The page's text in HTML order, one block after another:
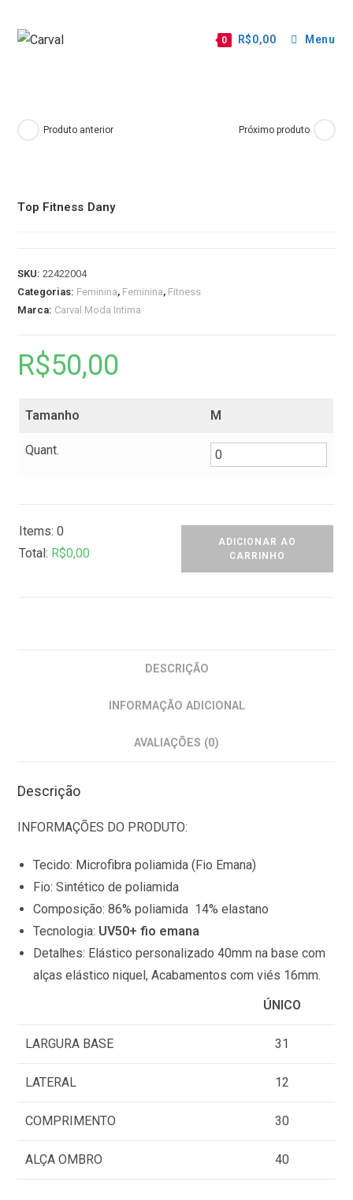
0 R$0,00 Menu
Produto anterior Próximo produto
Top Fitness Dany
SKU:22422004
Categorias: Feminina, Feminina, Fitness
Marca: Carval Moda Intima
R$50,00
Tamanho M
Quant.
Items:0
Total: R$0,00
a
0
.
0
0
ADICIONAR AO
CARRINHO
DESCRIÇÃO
INFORMAÇÃO ADICIONAL
AVALIAÇÕES (0)
Descrição
INFORMAÇÕES DO PRODUTO:
Tecido: Microfibra poliamida (Fio Emana)
Fio: Sintético de poliamida
Composição: 86% poliamida 14% elastano
Tecnologia: UV50+ fio emana
Detalhes: Elástico personalizado 40mm na base com
alças elástico niquel, Acabamentos com viés 16mm.
ÚNICO
LARGURA BASE 31
LATERAL 12
COMPRIMENTO 30
ALÇA OMBRO 40